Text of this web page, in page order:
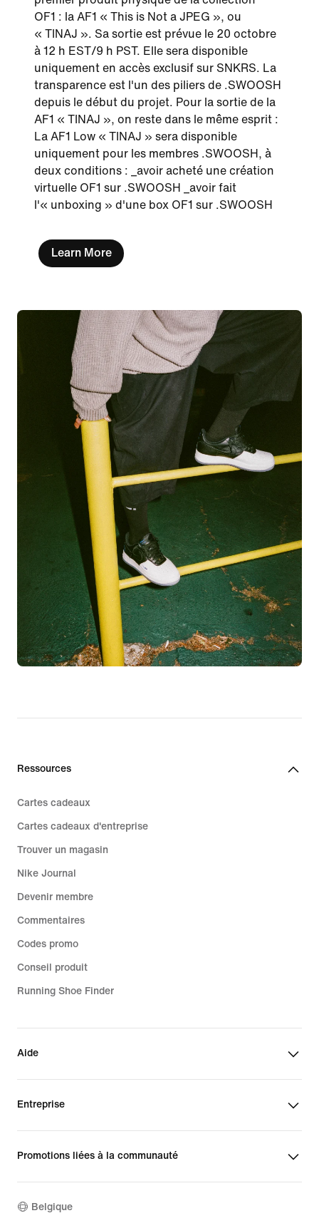
OF1 : la AF1 « This is Not a JPEG », ou
« TINAJ ». Sa sortie est prévue le 20 octobre
à 12 h EST/9 h PST. Elle sera disponible
uniquement en accès exclusif sur SNKRS. La
transparence est l'un des piliers de .SWOOSH
depuis le début du projet. Pour la sortie de la
AF1 « TINAJ », on reste dans le même esprit :
La AF1 Low « TINAJ » sera disponible
uniquement pour les membres .SWOOSH, à
deux conditions : _avoir acheté une création
virtuelle OF1 sur .SWOOSH _avoir fait
l'« unboxing » d'une box OF1 sur .SWOOSH
Learn More
Ressources
Cartes cadeaux
Cartes cadeaux d'entreprise
Trouver un magasin
Nike Journal
Devenir membre
Commentaires
Codes promo
Conseil produit
Running Shoe Finder
Aide
Entreprise
Promotions liées à la communauté
Belgique